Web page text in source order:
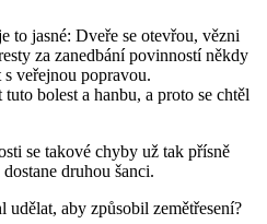
to jasné: Dveře se otevřou, vězni
za zanedbání povinností někdy
veřejnou popravou.
bolest a hanbu, a proto se chtěl
se takové chyby už tak přísně
druhou šanci.
udělat, aby způsobil zemětřesení?